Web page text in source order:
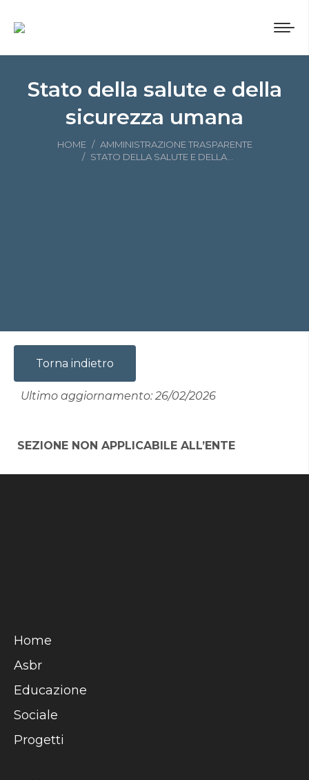
Stato della salute e della
sicurezza umana
Tu sei qui:
HOME
AMMINISTRAZIONE TRASPARENTE
STATO DELLA SALUTE E DELLA…
Torna indietro
Ultimo aggiornamento: 26/02/2026
SEZIONE NON APPLICABILE ALL’ENTE
Home
Asbr
Educazione
Sociale
Progetti